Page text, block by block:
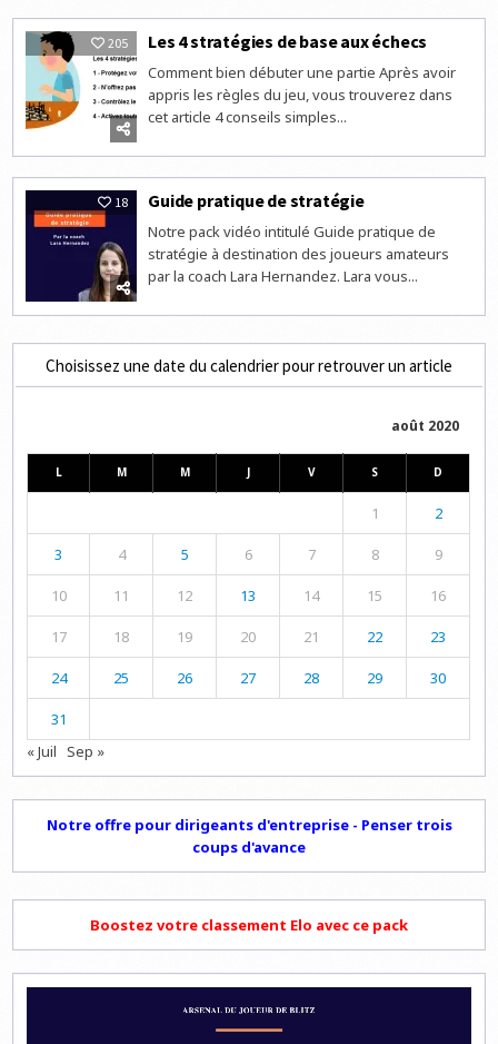
205 Les 4 stratégies de base aux échecs
Comment bien débuter une partie Après avoir
appris les règles du jeu, vous trouverez dans
cet article 4 conseils simples...
18 Guide pratique de stratégie
Notre pack vidéo intitulé Guide pratique de
stratégie à destination des joueurs amateurs
par la coach Lara Hernandez. Lara vous...
Choisissez une date du calendrier pour retrouver un article
août 2020
L M M J V S D
1 2
3 4 5 6 7 8 9
10 11 12 13 14 15 16
17 18 19 20 21 22 23
24 25 26 27 28 29 30
31
« Juil Sep »
Notre offre pour dirigeants d'entreprise - Penser trois
coups d'avance
Boostez votre classement Elo avec ce pack